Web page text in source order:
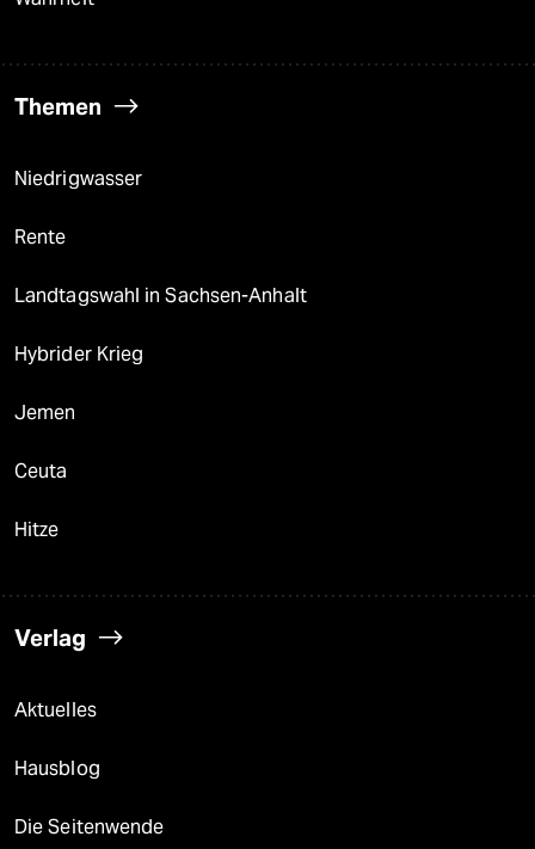
Themen
Niedrigwasser
Rente
Landtagswahl in Sachsen-Anhalt
Hybrider Krieg
Jemen
Ceuta
Hitze
Verlag
Aktuelles
Hausblog
Die Seitenwende